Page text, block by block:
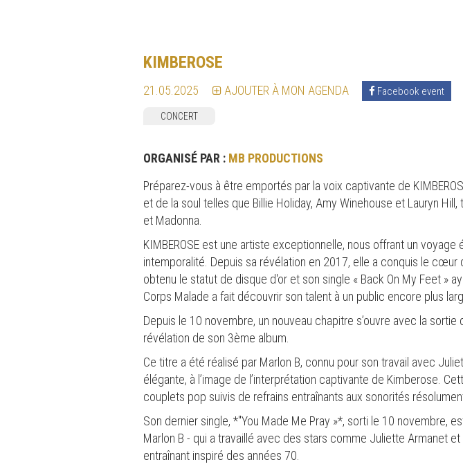
KIMBEROSE
21.05.2025 AJOUTER À MON AGENDA Facebook event
CONCERT
ORGANISÉ PAR : MB PRODUCTIONS
Préparez-vous à être emportés par la voix captivante de
et de la soul telles que Billie Holiday, Amy Winehouse et Lauryn
et Madonna.
KIMBEROSE est une artiste exceptionnelle, nous offrant un
intemporalité. Depuis sa révélation en 2017, elle a conquis le
obtenu le statut de disque d'or et son single « Back On My Feet »
Corps Malade a fait découvrir son talent à un public encore plus
Depuis le 10 novembre, un nouveau chapitre s’ouvre avec la
révélation de son 3ème album.
Ce titre a été réalisé par Marlon B, connu pour son travail avec
élégante, à l’image de l’interprétation captivante de Kimberose.
couplets pop suivis de refrains entraînants aux sonorités résolument
Son dernier single, *"You Made Me Pray »*, sorti le 10 novembre,
Marlon B - qui a travaillé avec des stars comme Juliette Armanet
entraînant inspiré des années 70.